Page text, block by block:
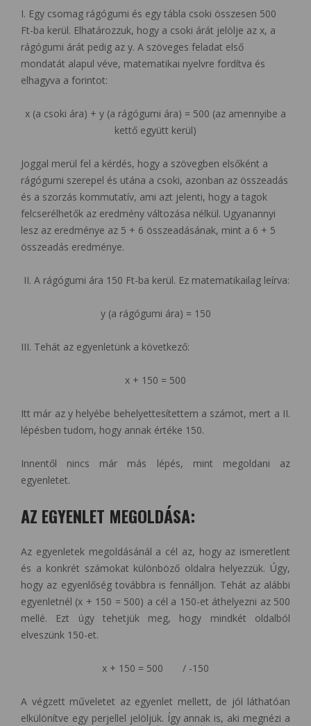
I. Egy csomag rágógumi és egy tábla csoki összesen 500
Ft-ba kerül. Elhatározzuk, hogy a csoki árát jelölje az x, a
rágógumi árát pedig az y. A szöveges feladat első
mondatát alapul véve, matematikai nyelvre fordítva és
elhagyva a forintot:
x (a csoki ára) + y (a rágógumi ára) = 500 (az amennyibe a
kettő együtt kerül)
Joggal merül fel a kérdés, hogy a szövegben elsőként a
rágógumi szerepel és utána a csoki, azonban az összeadás
és a szorzás kommutatív, ami azt jelenti, hogy a tagok
felcserélhetők az eredmény változása nélkül. Ugyanannyi
lesz az eredménye az 5 + 6 összeadásának, mint a 6 + 5
összeadás eredménye.
II. A rágógumi ára 150 Ft-ba kerül. Ez matematikailag leírva:
y (a rágógumi ára) = 150
III. Tehát az egyenletünk a következő:
x + 150 = 500
Itt már az y helyébe behelyettesítettem a számot, mert a II.
lépésben tudom, hogy annak értéke 150.
Innentől nincs már más lépés, mint megoldani az
egyenletet.
AZ EGYENLET MEGOLDÁSA:
Az egyenletek megoldásánál a cél az, hogy az ismeretlent
és a konkrét számokat különböző oldalra helyezzük. Úgy,
hogy az egyenlőség továbbra is fennálljon. Tehát az alábbi
egyenletnél (x + 150 = 500) a cél a 150-et áthelyezni az 500
mellé. Ezt úgy tehetjük meg, hogy mindkét oldalból
elveszünk 150-et.
x + 150 = 500 / -150
A végzett műveletet az egyenlet mellett, de jól láthatóan
elkülönítve egy perjellel jelöljük. Így annak is, aki megnézi a